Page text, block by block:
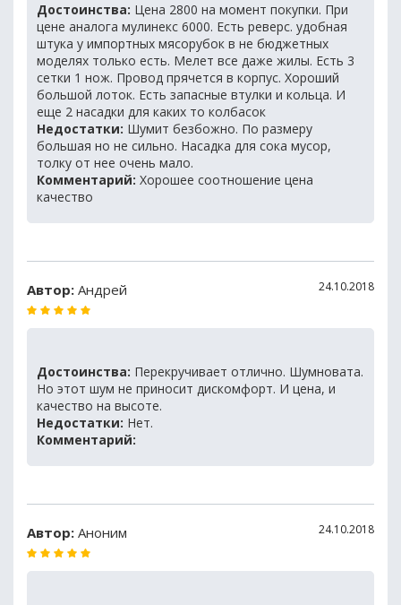
Достоинства: Цена 2800 на момент покупки. При
цене аналога мулинекс 6000. Есть реверс. удобная
штука у импортных мясорубок в не бюджетных
моделях только есть. Мелет все даже жилы. Есть 3
сетки 1 нож. Провод прячется в корпус. Хороший
большой лоток. Есть запасные втулки и кольца. И
еще 2 насадки для каких то колбасок
Недостатки: Шумит безбожно. По размеру
большая но не сильно. Насадка для сока мусор,
толку от нее очень мало.
Комментарий: Хорошее соотношение цена
качество
Автор: Андрей 24.10.2018
Достоинства: Перекручивает отлично. Шумновата.
Но этот шум не приносит дискомфорт. И цена, и
качество на высоте.
Недостатки: Нет.
Комментарий:
Автор: Аноним 24.10.2018